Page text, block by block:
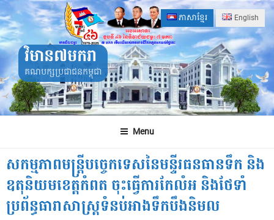
Skip
to
content
ភាសាខ្មែរ English
វិមាន៧មករា
គណបក្សប្រជាជនកម្ពុជា
Menu
សកម្មភាពមន្ត្រីបច្ចេកទេសនៃមន្ទីរធនធានទឹក និង
ឧតុនិយមខេត្តកំពត ចុះធ្វើការកែលំអ និងថែទាំ
ប្រព័ន្ធធារាសាស្ត្រទំនប់អាងទឹកបឹងនិមល